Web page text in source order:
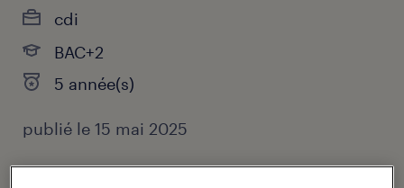
cdi
BAC+2
5 année(s)
publié le 15 mai 2025